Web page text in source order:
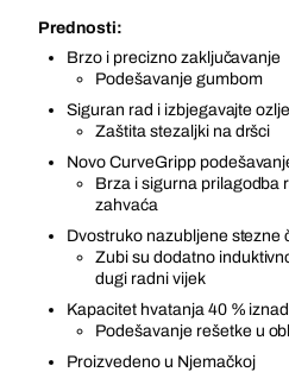
Prednosti:
Brzo i precizno zaključavanje
Podešavanje gumbom
Siguran rad i izbjegavajte
Zaštita stezaljki na dršci
Novo CurveGripp
Brza i sigurna prilagodba
zahvaća
Dvostruko nazubljene stezne
Zubi su dodatno
dugi radni vijek
Kapacitet hvatanja 40 %
Podešavanje rešetke u
Proizvedeno u Njemačkoj